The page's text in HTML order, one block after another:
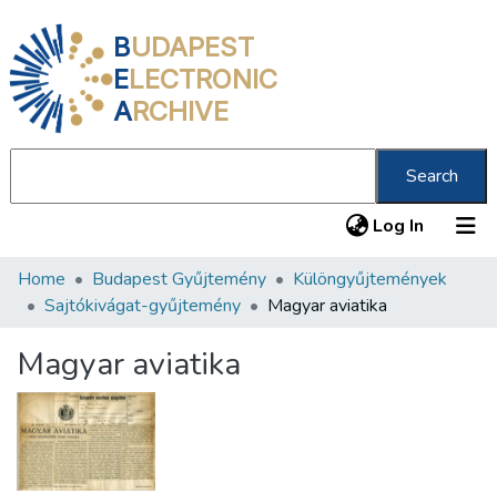
BUDAPEST
ELECTRONIC
ARCHIVE
Search
Log In (current)
Communities & Collections
Statistics
About us
Home Budapest Gyűjtemény
Különgyűjtemények
Sajtókivágat-gyűjtemény
Magyar aviatika
Magyar aviatika